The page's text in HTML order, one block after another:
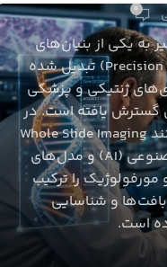
0
به یکی از بنیان‌های
اصلی تشخیص دقیق (Precision Diagnostics) تبدیل شده
ژنتیکی و پزشکی
یافته است. در
سال‌های اخیر، ظهور فناوری‌هایی مانند Whole Slide Imaging
(WSI)، پاتولوژی دیجیتال، هوش مصنوعی (AI) و مدل‌های
را ترکیب
و شناسایی
است.
مزایا و
دقیق از نمای
پژوهشگرانی که با
پیچیده کار
نمای گسترده‌ای از
عین حال، توانایی
ظریف‌تر را نیز داشته